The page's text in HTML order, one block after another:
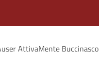
AttivaMente Buccinasco